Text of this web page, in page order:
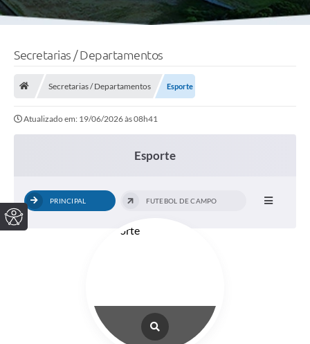
Secretarias / Departamentos
Secretarias / Departamentos Esporte
Atualizado em: 19/06/2026 às 08h41
Esporte
PRINCIPAL FUTEBOL DE CAMPO